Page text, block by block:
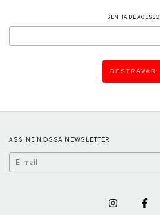
SENHA DE ACESSO
DESTRAVAR
ASSINE NOSSA NEWSLETTER